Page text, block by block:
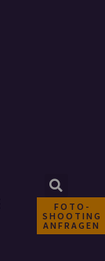
FOTO-
SHOOTING
ANFRAGEN